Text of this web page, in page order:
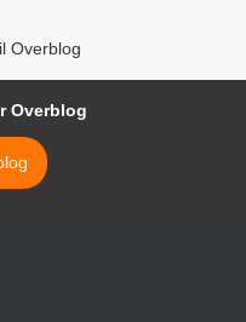
Overblog
Overblog